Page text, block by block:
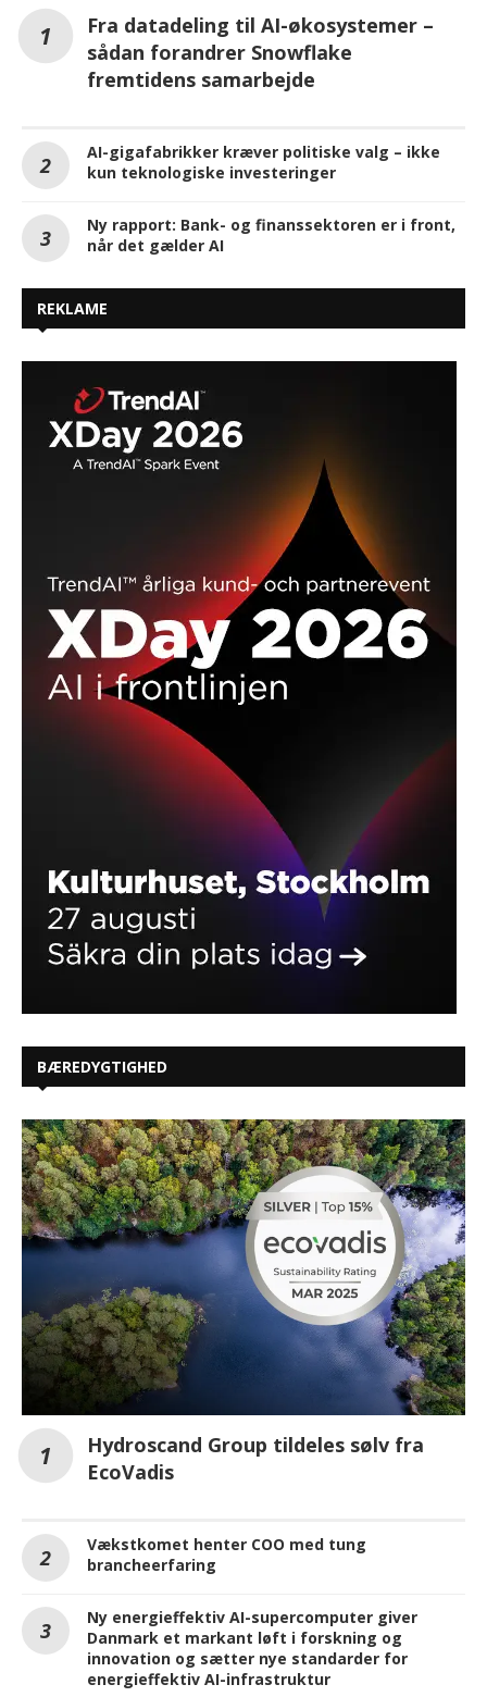
Fra datadeling til AI-økosystemer –
sådan forandrer Snowflake
fremtidens samarbejde
AI-gigafabrikker kræver politiske valg – ikke
kun teknologiske investeringer
Ny rapport: Bank- og finanssektoren er i front,
når det gælder AI
REKLAME
BÆREDYGTIGHED
Hydroscand Group tildeles sølv fra
EcoVadis
Vækstkomet henter COO med tung
brancheerfaring
Ny energieffektiv AI-supercomputer giver
Danmark et markant løft i forskning og
innovation og sætter nye standarder for
energieffektiv AI-infrastruktur